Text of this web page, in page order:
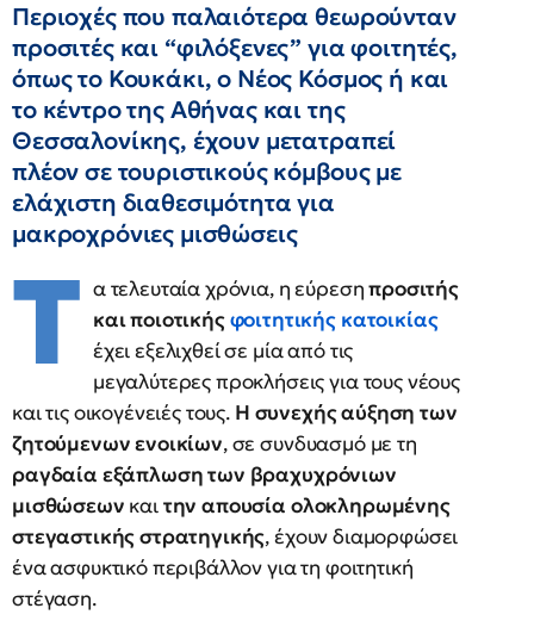
Περιοχές που παλαιότερα θεωρούνταν
προσιτές και “φιλόξενες” για φοιτητές,
όπως το Κουκάκι, ο Νέος Κόσμος ή και
το κέντρο της Αθήνας και της
Θεσσαλονίκης, έχουν μετατραπεί
πλέον σε τουριστικούς κόμβους με
ελάχιστη διαθεσιμότητα για
μακροχρόνιες μισθώσεις
Τ α τελευταία χρόνια, η εύρεσηπροσιτής
και ποιοτικήςφοιτητικής κατοικίας
έχει εξελιχθεί σε μία από τις
μεγαλύτερες προκλήσεις για τους νέους
και τις οικογένειές τους. Η συνεχής αύξηση των
ζητούμενων ενοικίων, σε συνδυασμό με τη
ραγδαία εξάπλωση των βραχυχρόνιων
μισθώσεων καιτην απουσία ολοκληρωμένης
στεγαστικής στρατηγικής, έχουν διαμορφώσει
ένα ασφυκτικό περιβάλλον για τη φοιτητική
στέγαση.